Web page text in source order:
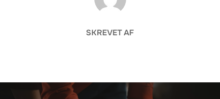
SKREVET AF
Indlægsnavigation